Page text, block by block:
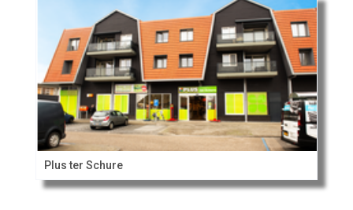
Plus ter Schure